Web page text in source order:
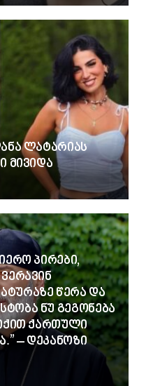
ლატარიას
მივიდა
პირები,
წერა და
ნუ გეგონება
ქართული
– დეკანოზი